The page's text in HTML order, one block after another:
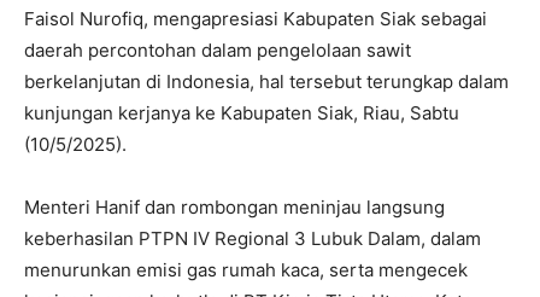
Faisol Nurofiq, mengapresiasi Kabupaten Siak sebagai
daerah percontohan dalam pengelolaan sawit
berkelanjutan di Indonesia, hal tersebut terungkap dalam
kunjungan kerjanya ke Kabupaten Siak, Riau, Sabtu
(10/5/2025).
Menteri Hanif dan rombongan meninjau langsung
keberhasilan PTPN IV Regional 3 Lubuk Dalam, dalam
menurunkan emisi gas rumah kaca, serta mengecek